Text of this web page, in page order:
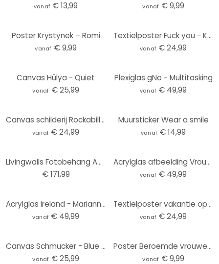
vanaf € 13,99 vanaf € 9,99
Poster Krystynek – Romi
vanaf € 9,99
Textielposter Fuck you - Koffie met sigaret | Feminisme - Oltmanns
vanaf € 24,99
Canvas Hülya - Quiet
vanaf € 25,99
Plexiglas gNo - Multitasking
vanaf € 49,99
Canvas schilderij Rockabilly Girl: Not your girl - Oltmanns
vanaf € 24,99
Muursticker Wear a smile
vanaf € 14,99
Livingwalls Fotobehang ARTist Acryl Lady
€ 171,99
Acrylglas afbeelding Vrouw met zwart gestreepte jurk - Müller
vanaf € 49,99
Acrylglas Ireland - Marianna
vanaf € 49,99
Textielposter vakantie op het balkon - Tomljanovic
vanaf € 24,99
Canvas Schmucker - Blue Room
vanaf € 25,99
Poster Beroemde vrouwen uit de literatuur - Tohmé
vanaf € 9,99